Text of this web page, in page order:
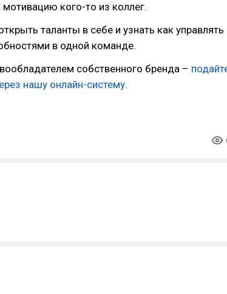
кого-то из коллег.
таланты в себе и узнать как управлять
в одной команде.
собственного бренда –
нашу онлайн-систему.